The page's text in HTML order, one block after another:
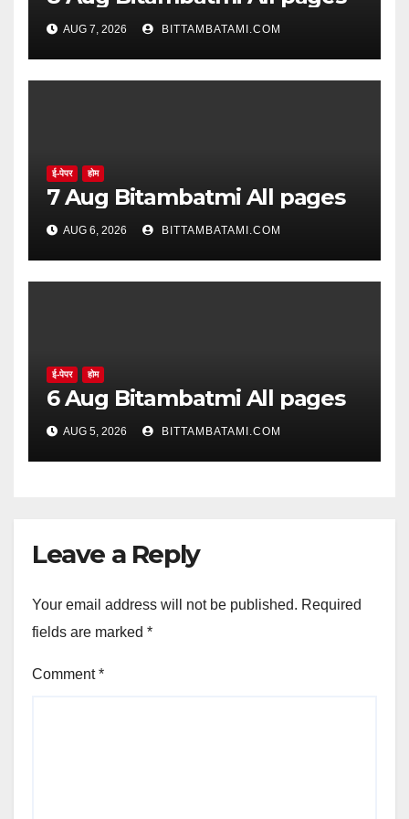
AUG 7, 2026 BITTAMBATAMI.COM
ई-पेपर होम
7 Aug Bitambatmi All pages
AUG 6, 2026 BITTAMBATAMI.COM
ई-पेपर होम
6 Aug Bitambatmi All pages
AUG 5, 2026 BITTAMBATAMI.COM
Leave a Reply
Your email address will not be published. Required
fields are marked *
Comment*